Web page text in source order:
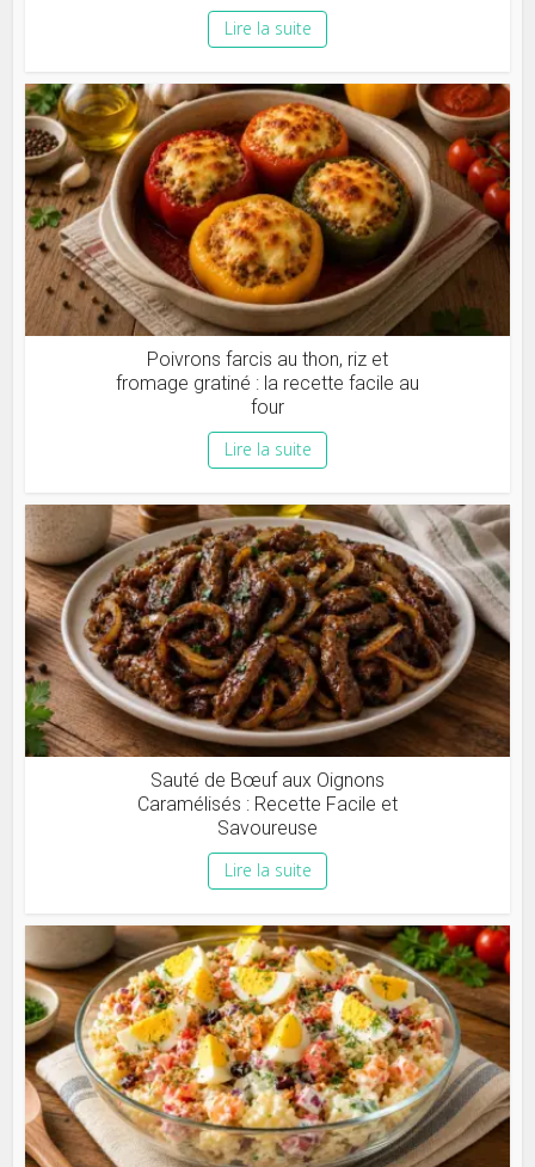
Lire la suite
Poivrons farcis au thon, riz et
fromage gratiné : la recette facile au
four
Lire la suite
Sauté de Bœuf aux Oignons
Caramélisés : Recette Facile et
Savoureuse
Lire la suite